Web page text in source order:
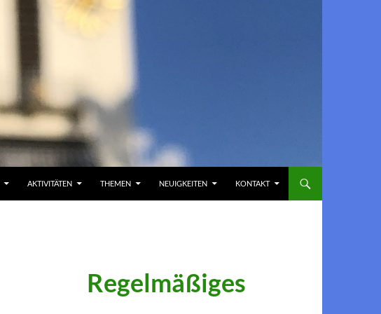
AKTIVITÄTEN THEMEN NEUIGKEITEN KONTAKT
Regelmäßiges